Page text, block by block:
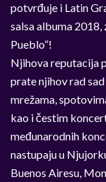
potvrđuje i Latin
salsa albuma 2018,
Pueblo”!
Njihova reputacija
prate njihov rad
mrežama,
kao i čestim
međunarodnih
nastupaju u
Buenos Airesu,